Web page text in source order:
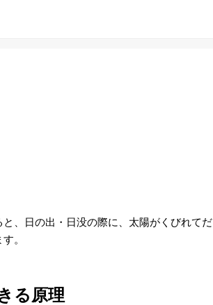
、日の出・日没の際に、太陽がくびれてだ
。
る原理